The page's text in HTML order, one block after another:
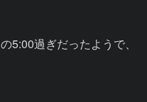
過ぎだったようで、